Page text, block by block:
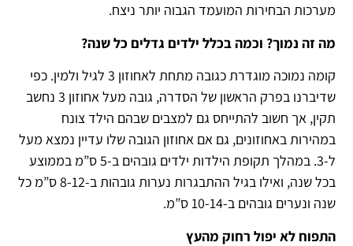
מערכות הבחירות המועמד הגבוה יותר ניצח.
מה זה נמוך? וכמה בכלל ילדים גדלים כל שנה?
קומה נמוכה מוגדרת כגובה מתחת לאחוזון 3 לגיל ולמין. כפי
שדיברנו בפרק הראשון של הסדרה, גובה מעל אחוזון 3 נחשב
תקין, אך חשוב להתייחס גם למצבים שבהם הילד צונח
במהירות באחוזונים, גם אם אחוזון הגובה שלו עדיין נמצא מעל
ל-3. במהלך תקופת הילדות ילדים גובהים ב-5 ס”מ בממוצע
בכל שנה, ואילו בגיל ההתבגרות נערות גובהות ב-8-12 ס”מ כל
שנה ונערים גובהים ב-10-14 ס”מ.
התפוח לא יפול רחוק מהעץ